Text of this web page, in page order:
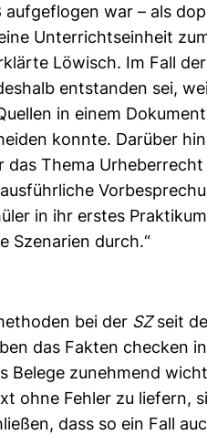
auf­ge­flogen war – als
Unter­richts­ein­heit
Löwisch. Im Fall
ent­standen sei,
in einem
konnte. Dar­über
das Thema
in ihr erstes
Sze­na­rien durch.“
bei der SZseit
das Fakten che­cken
Belege zuneh­mend
ohne Fehler zu lie­fern,
dass so ein Fall